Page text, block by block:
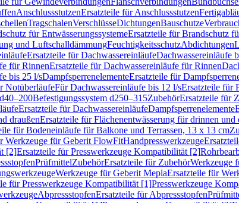
AnschlussstutzenErsatzteile für Anschlussstutzen
TragschalenVerschlüsseDichtungenBauschutze
für EntwässerungssystemeErsatzteile für Brandschutz
und LuftschalldämmungFeuchtigkeitsschutzAbdichtungen
Ersatzteile für DachwassereinläufeDachwassereinläufe
für RinnenErsatzteile für Dachwassereinläufe für Rinnen
bis 25 l/sDampfsperrenelementeErsatzteile für
NotüberläufeFür Dachwassereinläufe bis 12 l/sErsatzteile für
Befestigungssystem d250–315ZubehörErsatzteile für
Ersatzteile für DachwassereinläufeDampfsperrenelemente
draußenErsatzteile für Flächenentwässerung für drinnen und
für Bodeneinläufe für Balkone und Terrassen, 13 x 13 cm
Werkzeuge für Geberit FlowFitHandpresswerkzeuge
[2]Ersatzteile für Presswerkzeuge Kompatibilität [2]
PrüfmittelZubehörErsatzteile für ZubehörWerkzeuge
Werkzeuge für Geberit MeplaErsatzteile für
für Presswerkzeuge Kompatibilität [1]Presswerkzeuge
AbpressstopfenErsatzteile für Abpressstopfen